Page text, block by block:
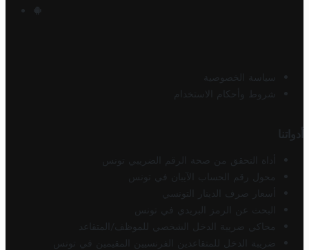
سياسة الخصوصية
شروط وأحكام الاستخدام
أدواتنا
أداة التحقق من صحة الرقم الضريبي تونس
محول رقم الحساب الآيبان في تونس
أسعار صرف الدينار التونسي
البحث عن الرمز البريدي في تونس
محاكي ضريبة الدخل الشخصي للموظف/المتقاعد
ضريبة الدخل للمتقاعدين الفرنسيين المقيمين في تونس